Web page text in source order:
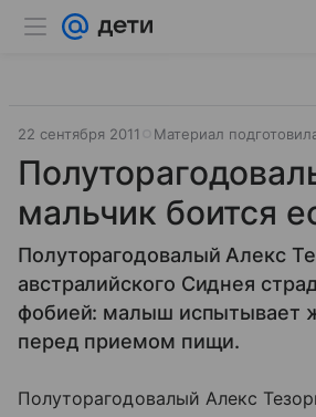
22 сентября 2011 Материал
мальчик боится
Полуторагодовалый Алекс
австралийского Сиднея
фобией: малыш испытывает
перед приемом пищи.
Полуторагодовалый Алекс